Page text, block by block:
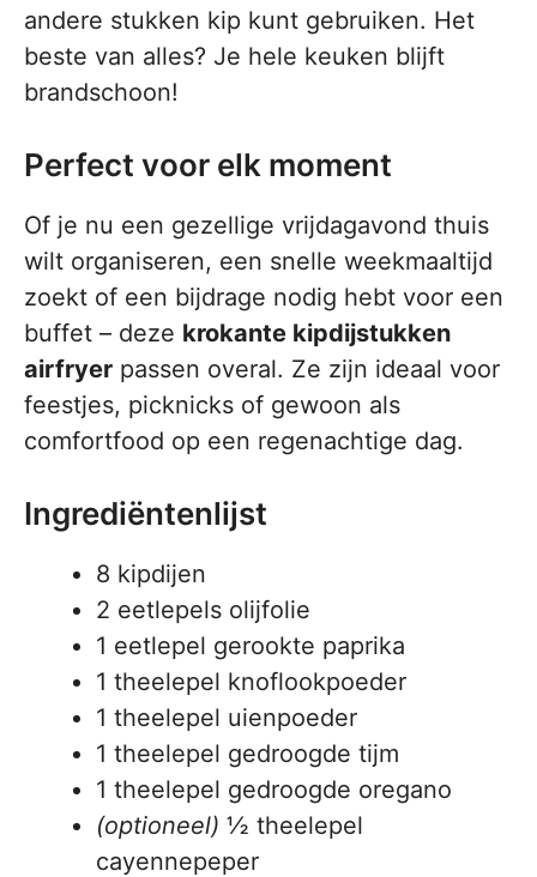
andere stukken kip kunt gebruiken. Het
beste van alles? Je hele keuken blijft
brandschoon!
Perfect voor elk moment
Of je nu een gezellige vrijdagavond thuis
wilt organiseren, een snelle weekmaaltijd
zoekt of een bijdrage nodig hebt voor een
buffet – deze krokante kipdijstukken
airfryer passen overal. Ze zijn ideaal voor
feestjes, picknicks of gewoon als
comfortfood op een regenachtige dag.
Ingrediëntenlijst
8 kipdijen
2 eetlepels olijfolie
1 eetlepel gerookte paprika
1 theelepel knoflookpoeder
1 theelepel uienpoeder
1 theelepel gedroogde tijm
1 theelepel gedroogde oregano
(optioneel) ½ theelepel
cayennepeper